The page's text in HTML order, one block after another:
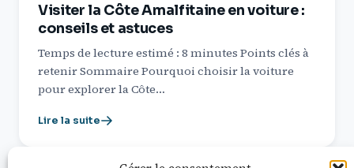
Visiter la Côte Amalfitaine en voiture :
conseils et astuces
Temps de lecture estimé : 8 minutes Points clés à
retenir Sommaire Pourquoi choisir la voiture
pour explorer la Côte…
Lire la suite